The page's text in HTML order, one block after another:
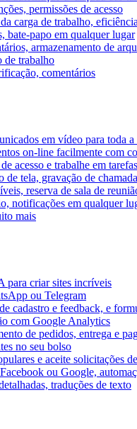
permissões de acesso
carga de trabalho,
bate-papo em qualquer lugar
armazenamento de
de trabalho
comentários
em vídeo para toda a
on-line facilmente com
acesso e trabalhe em
tela, gravação de
reserva de sala de
notificações em qualquer
mais
para criar sites incríveis
ou Telegram
cadastro e feedback, e
com Google Analytics
de pedidos, entrega e
no seu bolso
e aceite solicitações
ou Google,
traduções de texto